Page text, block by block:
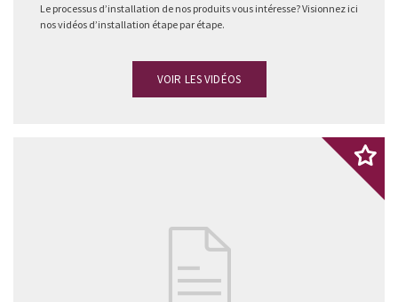
Le processus d’installation de nos produits vous intéresse? Visionnez ici
nos vidéos d’installation étape par étape.
VOIR LES VIDÉOS